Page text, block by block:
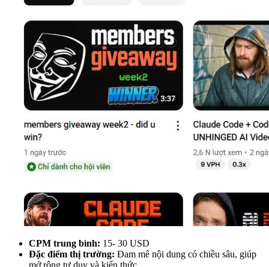
CPM trung bình: 15- 30 USD
Đặc điểm thị trường: Đam mê nội dung có chiều sâu, giúp